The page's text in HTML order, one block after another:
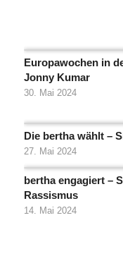
Europawochen in
Jonny Kumar
30. Mai 2024
Die bertha wählt –
27. Mai 2024
bertha engagiert –
Rassismus
14. Mai 2024